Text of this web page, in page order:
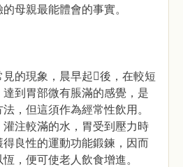
母親最能體會的事實。
的現象，晨早起後，在較短
到胃部微有脹滿的感覺，是
，但這須作為經常性飲用。
注較滿的水，胃受到壓力時
良性的運動功能鍛鍊，因而
，便可使老人飲食增進。